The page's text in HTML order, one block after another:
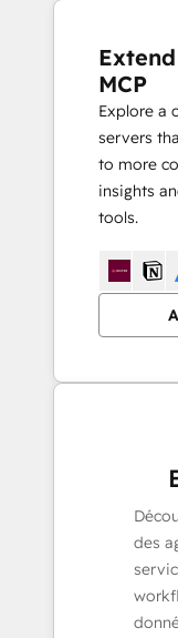
MCP
Explore a
servers
to more
insights
tools.
des